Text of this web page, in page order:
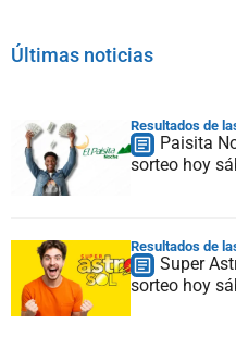
Últimas noticias
Resultados de
Paisita
sorteo hoy
Resultados de
Super
sorteo hoy